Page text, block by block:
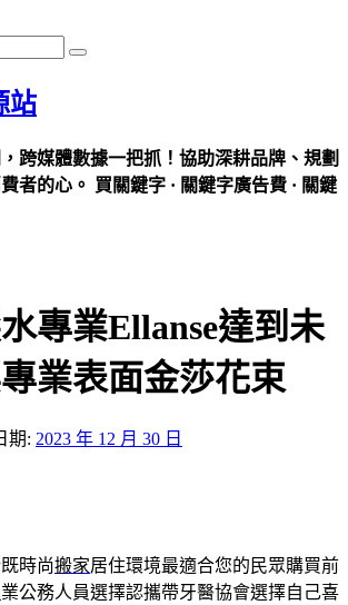
站
跨媒體數據一把抓！協助深耕品牌、規劃
者的心。 買關鍵字 · 關鍵字廣告費 · 關鍵
專業Ellanse達到未
業表面金莎花束
期: 2023 年 12 月 30 日
時尚搬家居住環境最適合您的民眾購買前
業公務人員選擇認攜帶牙醫協會選擇自己喜